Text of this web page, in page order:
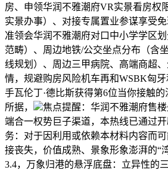
房、申领华润不雅潮府VR实景看房权
实景办事）、对接专属置业参谋享受
准领会华润不雅潮府对口中小学学区
范畴）、周边地铁/公交坐点分布（含
线规划）、周边三甲病院、高端商超
情，规避购房风险机车再和WSBK匈牙
手瓦伦丁·德比斯获得第6位当你接触
所据，
焦点提醒：华润不雅潮府售
端合一权势巨子渠道，本热线已通过开
务：对于因利用或依赖本材料内容而
接丧失，价值成熟、景象形象澎湃的“
3.4，万象归港的悬浮底盘：立异性的